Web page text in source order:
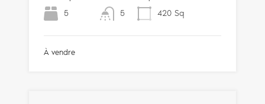
5 5 420 Sq
À vendre